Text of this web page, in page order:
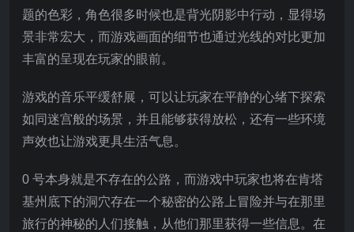
题的色彩，角色很多时候也是背光阴影中行动，显得场
景非常宏大，而游戏画面的细节也通过光线的对比更加
丰富的呈现在玩家的眼前。
游戏的音乐平缓舒展，可以让玩家在平静的心绪下探索
如同迷宫般的场景，并且能够获得放松，还有一些环境
声效也让游戏更具生活气息。
0 号本身就是不存在的公路，而游戏中玩家也将在肯塔
基州底下的洞穴存在一个秘密的公路上冒险并与在那里
旅行的神秘的人们接触，从他们那里获得一些信息。在